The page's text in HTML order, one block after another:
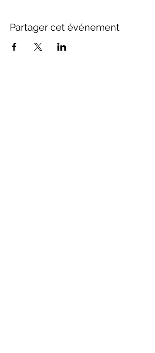
Partager cet événement